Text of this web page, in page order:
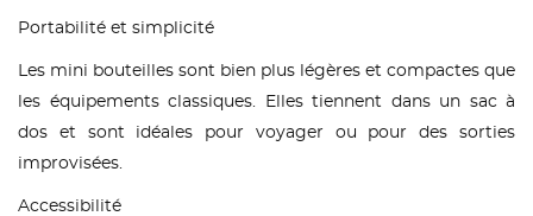
Portabilité et simplicité
Les mini bouteilles sont bien plus légères et compactes que
les équipements classiques. Elles tiennent dans un sac à
dos et sont idéales pour voyager ou pour des sorties
improvisées.
Accessibilité